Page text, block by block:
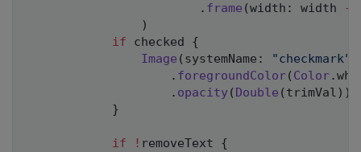
. frame (width : width -
)
if checked {
Image ( systemName : "checkmark"
. foregroundColor( Color.
. opacity ( Double ( trimVal ) )
}
if ! removeText {